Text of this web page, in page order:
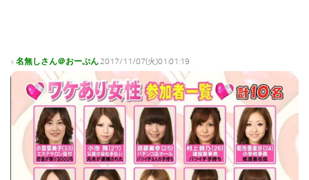
1: 名無しさん＠おーぷん 2017/11/07(火)01:01:19